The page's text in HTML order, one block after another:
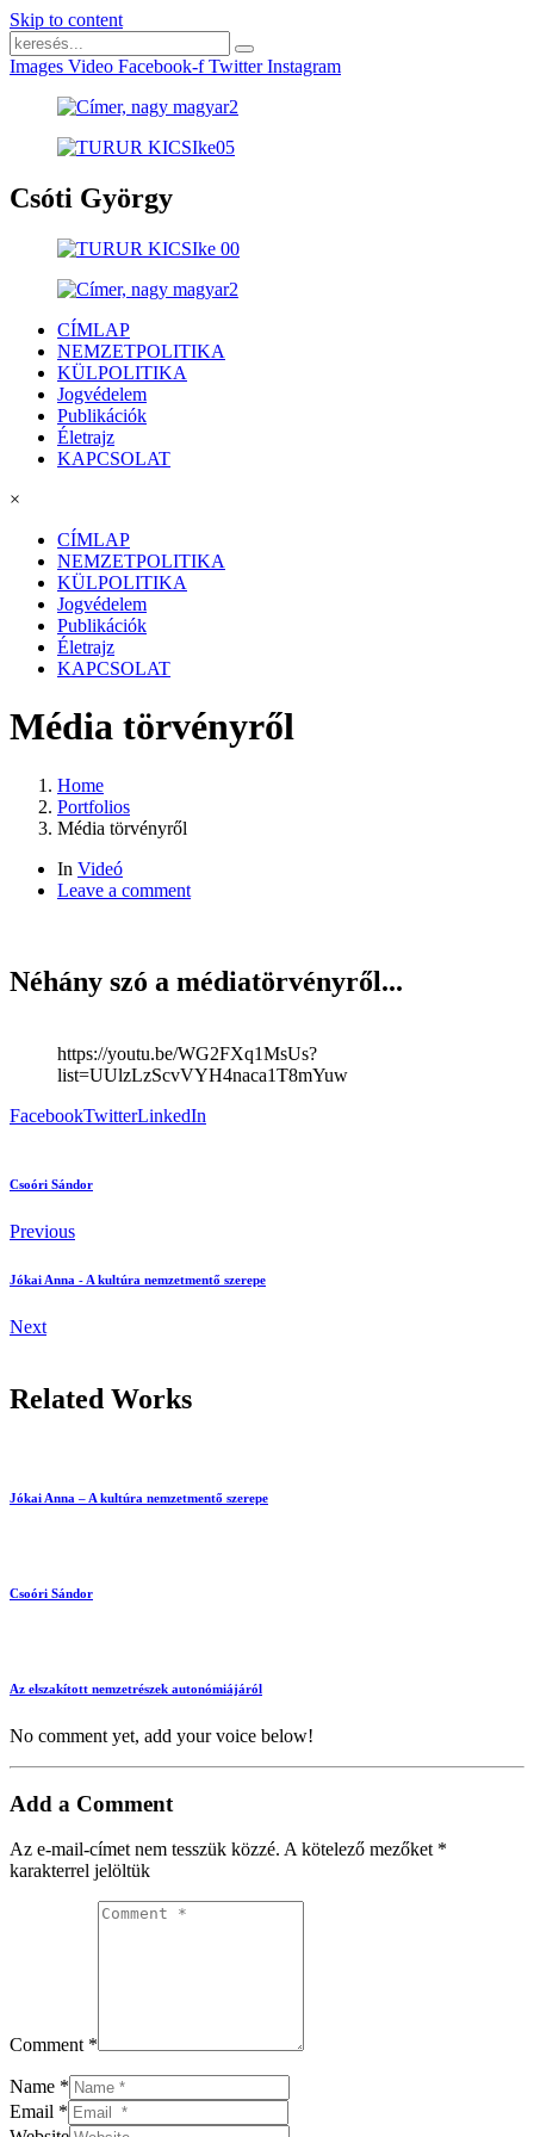
Skip to content
Images Video Facebook-f Twitter Instagram
Csóti György
CÍMLAP
NEMZETPOLITIKA
KÜLPOLITIKA
Jogvédelem
Publikációk
Életrajz
KAPCSOLAT
×
CÍMLAP
NEMZETPOLITIKA
KÜLPOLITIKA
Jogvédelem
Publikációk
Életrajz
KAPCSOLAT
Média törvényről
Home
Portfolios
Média törvényről
In Videó
Leave a comment
Néhány szó a médiatörvényről...
https://youtu.be/WG2FXq1MsUs?
list=UUlzLzScvVYH4naca1T8mYuw
FacebookTwitterLinkedIn
Csoóri Sándor
Previous
Jókai Anna - A kultúra nemzetmentő szerepe
Next
Related Works
Jókai Anna – A kultúra nemzetmentő szerepe
Csoóri Sándor
Az elszakított nemzetrészek autonómiájáról
No comment yet, add your voice below!
Add a Comment
Az e-mail-címet nem tesszük közzé. A kötelező mezőket *
karakterrel jelöltük
Comment *
Name *
Email *